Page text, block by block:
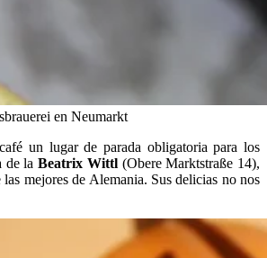
en Neumarkt
un lugar de parada obligatoria para los
de laBeatrix Wittl(Obere Marktstraße 14),
mejores de Alemania. Sus delicias no nos